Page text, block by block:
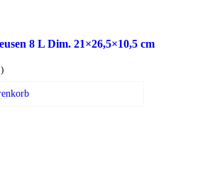
8 L Dim. 21×26,5×10,5 cm
)